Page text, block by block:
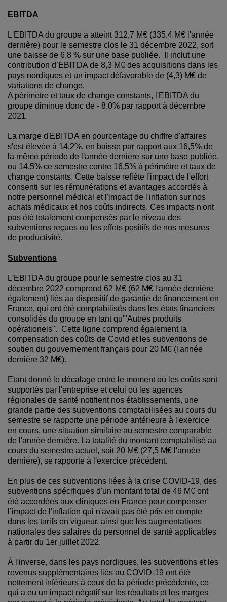
EBITDA
L'EBITDA du groupe a atteint 312,7 M€ (335,4 M€ l'année
dernière) pour le semestre clos le 31 décembre 2022, soit
une baisse de 6,8 % sur une base publiée. Il inclut une
contribution d’EBITDA de 8,3 M€ des acquisitions dans les
pays nordiques et un impact défavorable de (4,3) M€ de
variations de change.
A périmètre et taux de change constants, l'EBITDA du
groupe diminue donc de - 8,0% par rapport à décembre
2021.
La marge d'EBITDA en pourcentage du chiffre d'affaires
s'est élevée à 14,2%, en baisse par rapport aux 16,5% de
la même période de l'année dernière sur une base publiée,
ou 14,5% ce semestre contre 16,5% à périmètre et taux de
change constants. Cette baisse reflète l'impact de l'effort
consenti sur les rémunérations et avantages accordés à
notre personnel médical et l'impact de l'inflation sur nos
achats médicaux et nos coûts indirects. Ces impacts n'ont
pas été totalement compensés par le niveau des
subventions reçues ou les effets positifs de nos mesures
de productivité.
Subventions
L'EBITDA du groupe pour le semestre clos au 31
décembre 2022 comprend 62 M€ (62 M€ l'année dernière
également) liés au dispositif de garantie de financement en
France, qui ont été comptabilisés dans les états financiers
consolidés du groupe en tant qu'"Autres produits
opérationels". Cette ligne comprend également la
compensation des coûts de Covid et les subventions de
soutien du gouvernement français pour 20 M€ (l'année
dernière 32 M€).
Etant donné le décalage entre le moment où les coûts sont
supportés par l'entreprise et celui où les agences
régionales de santé notifient nos établissements, une
grande partie des subventions comptabilisées au cours du
semestre se rapporte une période antérieure à l'exercice
en cours, une situation similaire au semestre comparable
de l'année dernière. La totalité du montant comptabilisé au
cours du semestre actuel, soit 20 M€ (27,5 M€ l'année
dernière), se rapporte à l'exercice précédent.
En plus de ces subventions liées à la crise COVID-19, des
subventions spécifiques d'un montant total de 46 M€ ont
été accordées aux cliniques en France pour compenser
l’impact de l'inflation qui n'avait pas été pris en compte
dans les tarifs en vigueur, ainsi que les augmentations
nationales des salaires du personnel de santé applicables
à partir du 1er juillet 2022.
À l'inverse, dans les pays nordiques, les subventions et les
revenus supplémentaires liés au COVID-19 ont été
nettement inférieurs à ceux de la période précédente, ce
qui a eu un impact négatif sur les résultats et les marges